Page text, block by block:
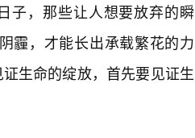
子，那些让人想要放弃的瞬
霾，才能长出承载繁花的力
生命的绽放，首先要见证生